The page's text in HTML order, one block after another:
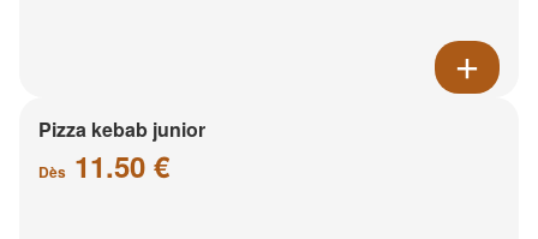
Pizza kebab junior
Dès 11.50 €